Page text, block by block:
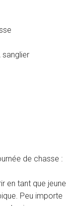
sanglier
de chasse :
en tant que jeune
Peu importe